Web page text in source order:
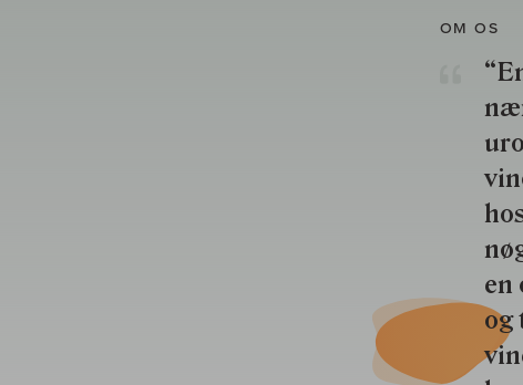
OM OS
en
og